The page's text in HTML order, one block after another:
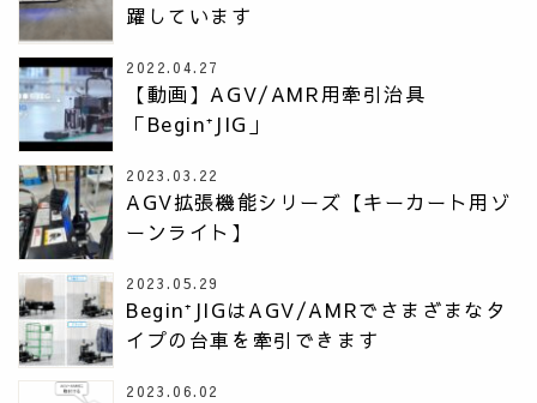
躍しています
2022.04.27
【動画】AGV/AMR用牽引治具
「Begin⁺JIG」
2023.03.22
AGV拡張機能シリーズ【キーカート用ゾ
ーンライト】
2023.05.29
Begin⁺JIGはAGV/AMRでさまざまなタ
イプの台車を牽引できます
2023.06.02